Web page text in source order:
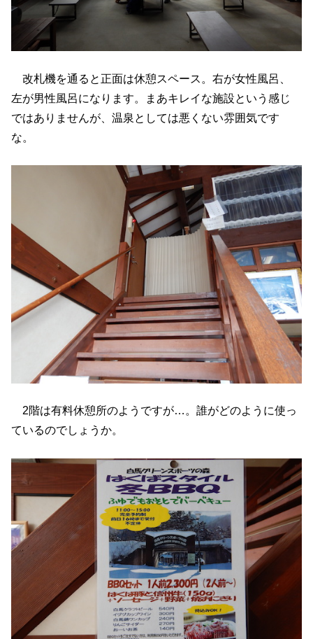
改札機を通ると正面は休憩スペース。右が女性風呂、
左が男性風呂になります。まあキレイな施設という感じ
ではありませんが、温泉としては悪くない雰囲気です
な。
2階は有料休憩所のようですが…。誰がどのように使っ
ているのでしょうか。